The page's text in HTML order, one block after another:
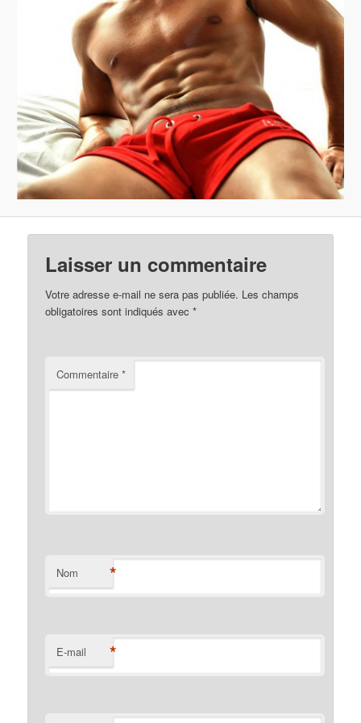
Laisser un commentaire
Votre adresse e-mail ne sera pas publiée. Les champs
obligatoires sont indiqués avec*
Commentaire*
Nom *
E-mail *